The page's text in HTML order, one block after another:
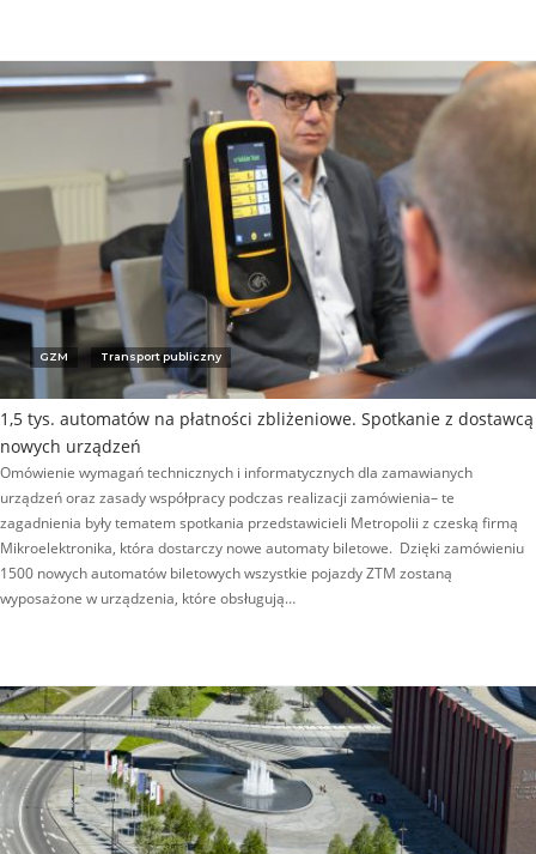
GZM Transport publiczny
1,5 tys. automatów na płatności zbliżeniowe. Spotkanie z dostawcą
nowych urządzeń
Omówienie wymagań technicznych i informatycznych dla zamawianych
urządzeń oraz zasady współpracy podczas realizacji zamówienia– te
zagadnienia były tematem spotkania przedstawicieli Metropolii z czeską firmą
Mikroelektronika, która dostarczy nowe automaty biletowe. Dzięki zamówieniu
1500 nowych automatów biletowych wszystkie pojazdy ZTM zostaną
wyposażone w urządzenia, które obsługują…